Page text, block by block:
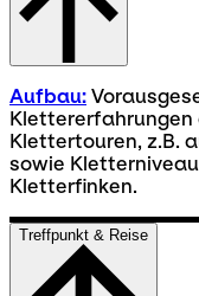
Aufbau:
Klettertouren, z.B.
sowie
Kletterfinken.
Treffpunkt & Reise